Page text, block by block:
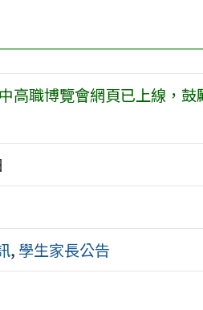
高職博覽會網頁已上線，
, 學生家長公告